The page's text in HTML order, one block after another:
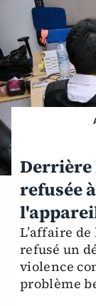
Derrière
refusée
L’affaire
refusé un
violence
problème